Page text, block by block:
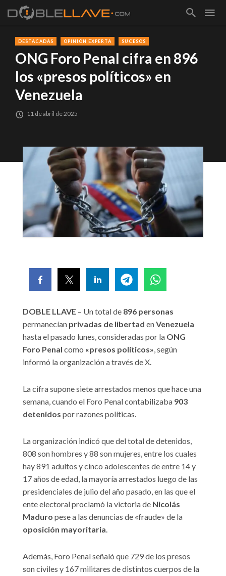
DESTACADAS OPINIÓN EXPERTA SUCESOS
ONG Foro Penal cifra en 896
los «presos políticos» en
Venezuela
11 de abril de 2025
DOBLE LLAVE – Un total de 896 personas
permanecían privadas de libertad enVenezuela
hasta el pasado lunes, consideradas por la ONG
Foro Penal como «presos políticos», según
informó la organización a través de X.
La cifra supone siete arrestados menos que hace una
semana, cuando el Foro Penal contabilizaba 903
detenidos por razones políticas.
La organización indicó que del total de detenidos,
808 son hombres y 88 son mujeres, entre los cuales
hay 891 adultos y cinco adolescentes de entre 14 y
17 años de edad, la mayoría arrestados luego de las
presidenciales de julio del año pasado, en las que el
ente electoral proclamó la victoria de Nicolás
Maduro pese a las denuncias de «fraude» de la
oposición mayoritaria.
Además, Foro Penal señaló que 729 de los presos
son civiles y 167 militares de distintos cuerpos de la